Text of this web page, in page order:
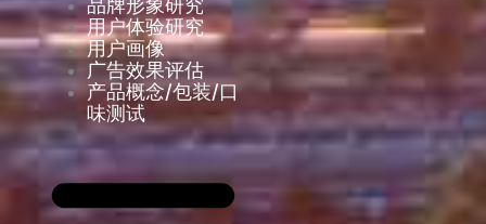
用户体验研究
用户画像
广告效果评估
产品概念/包装/口
味测试